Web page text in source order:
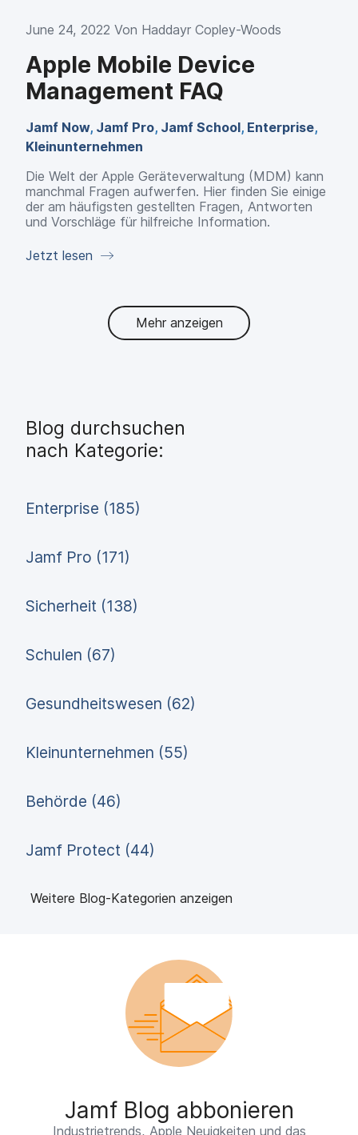
June 24, 2022 Von Haddayr Copley-Woods
Apple Mobile Device
Management FAQ
Jamf Now, Jamf Pro, Jamf School, Enterprise,
Kleinunternehmen
Die Welt der Apple Geräteverwaltung (MDM) kann
manchmal Fragen aufwerfen. Hier finden Sie einige
der am häufigsten gestellten Fragen, Antworten
und Vorschläge für hilfreiche Information.
Jetzt lesen
Mehr anzeigen
Blog durchsuchen
nach Kategorie:
Enterprise (185)
Jamf Pro (171)
Sicherheit (138)
Schulen (67)
Gesundheitswesen (62)
Kleinunternehmen (55)
Behörde (46)
Jamf Protect (44)
Weitere Blog-Kategorien anzeigen
Jamf Blog abbonieren
Industrietrends, Apple Neuigkeiten und das